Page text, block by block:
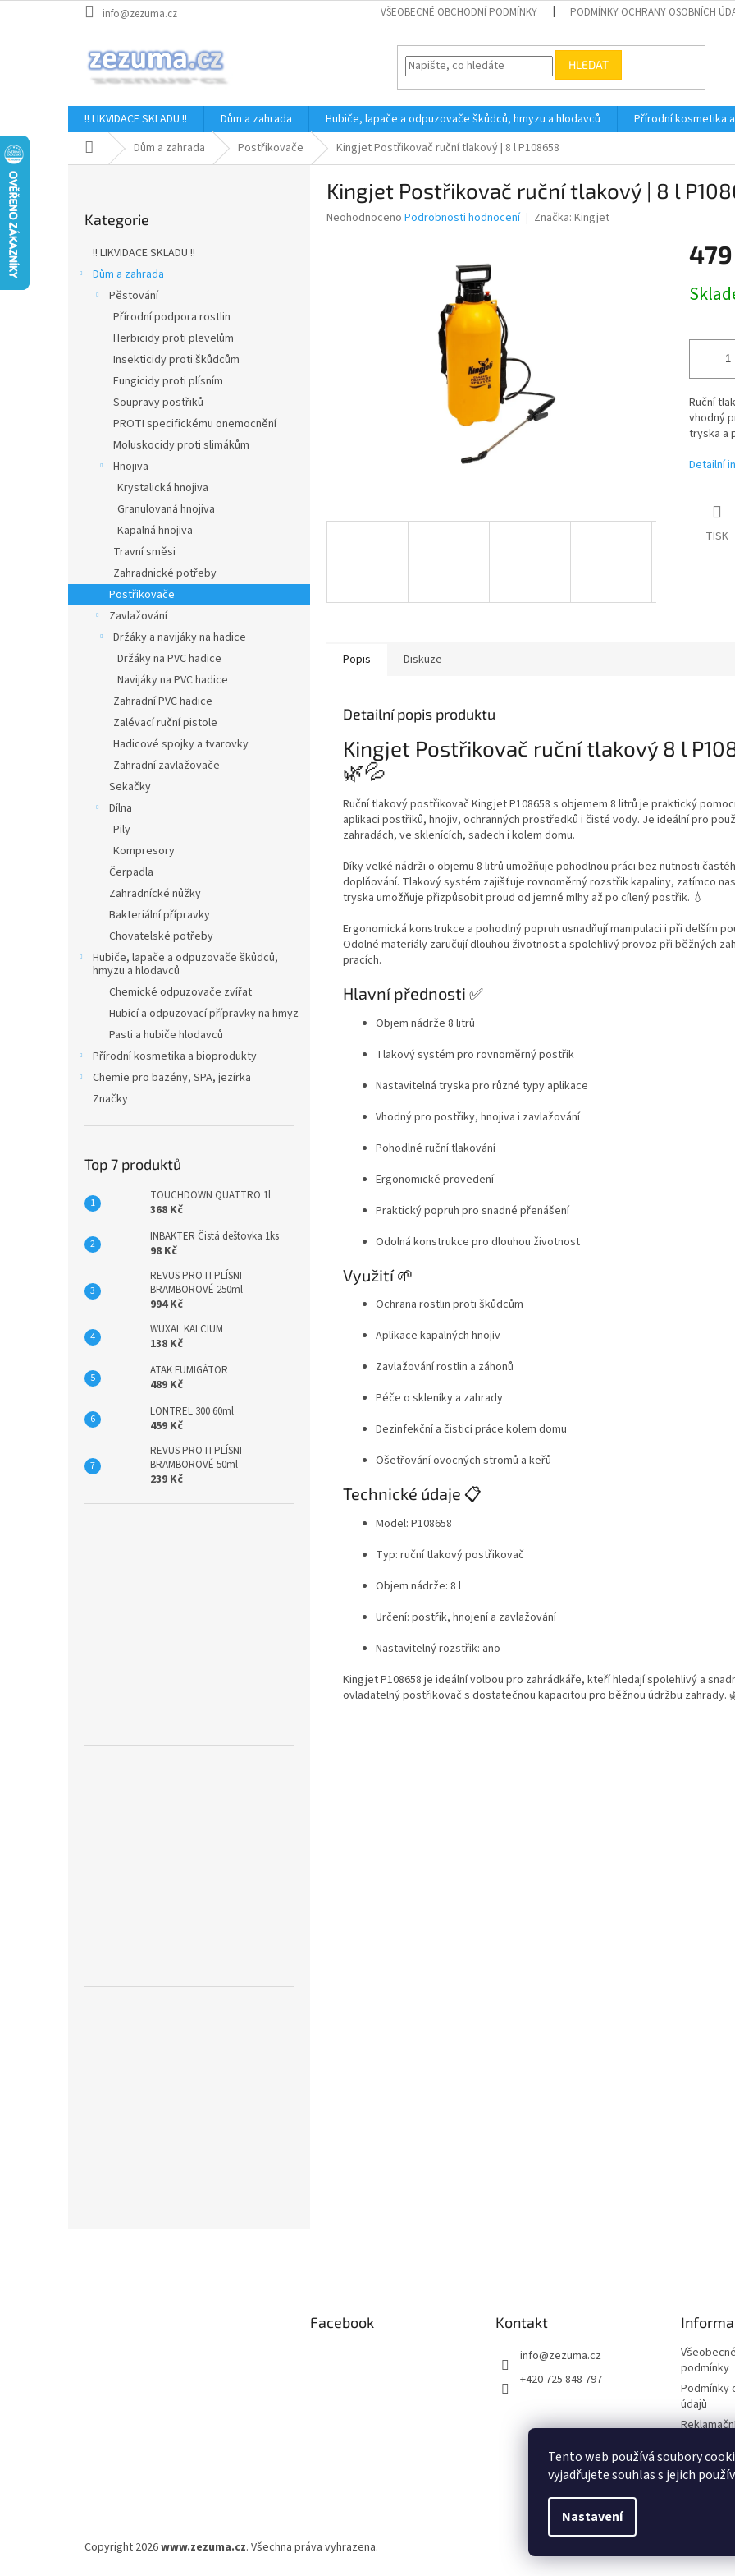
Tento web používá soubory
vyjadřujete souhlas s jejich
Nastavení
na
info@zezuma.cz VŠEOBECNÉ OBCHODNÍ PODMÍNKY PODMÍNKY OCHRANY OSOBNÍCH
HLEDAT
!! LIKVIDACE SKLADU !! Dům a zahrada Hubiče, lapače a odpuzovače škůdců, hmyzu a hlodavců Přírodní kosmetika
Domů Dům a zahrada Postřikovače Kingjet Postřikovač ruční tlakový | 8 l P108658
kategorie
Kategorie
!! LIKVIDACE SKLADU !!
Dům a zahrada
Pěstování
Přírodní podpora rostlin
Herbicidy proti plevelům
Insekticidy proti škůdcům
Fungicidy proti plísním
Soupravy postřiků
PROTI specifickému onemocnění
Moluskocidy proti slimákům
Hnojiva
Krystalická hnojiva
Granulovaná hnojiva
Kapalná hnojiva
Travní směsi
Zahradnické potřeby
Postřikovače
Zavlažování
Držáky a navijáky na hadice
Držáky na PVC hadice
Navijáky na PVC hadice
Zahradní PVC hadice
Zalévací ruční pistole
Hadicové spojky a tvarovky
Zahradní zavlažovače
Sekačky
Dílna
Pily
Kompresory
Čerpadla
Zahradnícké nůžky
Bakteriální přípravky
Chovatelské potřeby
Hubiče, lapače a odpuzovače škůdců,
hmyzu a hlodavců
Chemické odpuzovače zvířat
Hubicí a odpuzovací přípravky na hmyz
Pasti a hubiče hlodavců
Přírodní kosmetika a bioprodukty
Chemie pro bazény, SPA, jezírka
Značky
Top 7 produktů
TOUCHDOWN QUATTRO 1l
368 Kč
INBAKTER Čistá dešťovka 1ks
98 Kč
REVUS PROTI PLÍSNI
BRAMBOROVÉ 250ml
994 Kč
WUXAL KALCIUM
138 Kč
ATAK FUMIGÁTOR
489 Kč
LONTREL 300 60ml
459 Kč
REVUS PROTI PLÍSNI
BRAMBOROVÉ 50ml
239 Kč
Kingjet Postřikovač ruční tlakový | 8 l
Průměrné
Neohodnoceno Podrobnosti hodnocení Značka: Kingjet
cena:
Ruční
vhodný
tryska a
Detailní
TISK
Popis Diskuze
Detailní popis produktu
Kingjet Postřikovač ruční tlakový 8 l
🌿💦
Ruční tlakový postřikovač Kingjet P108658 s objemem 8 litrů je praktický
aplikaci postřiků, hnojiv, ochranných prostředků i čisté vody. Je ideální pro
zahradách, ve sklenících, sadech i kolem domu.
Díky velké nádrži o objemu 8 litrů umožňuje pohodlnou práci bez nutnosti
doplňování. Tlakový systém zajišťuje rovnoměrný rozstřik kapaliny, zatímco
tryska umožňuje přizpůsobit proud od jemné mlhy až po cílený postřik. 💧
Ergonomická konstrukce a pohodlný popruh usnadňují manipulaci i při delším
Odolné materiály zaručují dlouhou životnost a spolehlivý provoz při běžných
pracích.
Hlavní přednosti ✅
Objem nádrže 8 litrů
Tlakový systém pro rovnoměrný postřik
Nastavitelná tryska pro různé typy aplikace
Vhodný pro postřiky, hnojiva i zavlažování
Pohodlné ruční tlakování
Ergonomické provedení
Praktický popruh pro snadné přenášení
Odolná konstrukce pro dlouhou životnost
Využití 🌱
Ochrana rostlin proti škůdcům
Aplikace kapalných hnojiv
Zavlažování rostlin a záhonů
Péče o skleníky a zahrady
Dezinfekční a čisticí práce kolem domu
Ošetřování ovocných stromů a keřů
Technické údaje 📋
Model: P108658
Typ: ruční tlakový postřikovač
Objem nádrže: 8 l
Určení: postřik, hnojení a zavlažování
Nastavitelný rozstřik: ano
Kingjet P108658 je ideální volbou pro zahrádkáře, kteří hledají spolehlivý a
ovladatelný postřikovač s dostatečnou kapacitou pro běžnou údržbu zahrady.
Facebook Kontakt
info@zezuma.cz
+420 725 848 797
podmínky
Podmínky
údajů
kupní
Napište
Copyright 2026www.zezuma.cz. Všechna práva vyhrazena.